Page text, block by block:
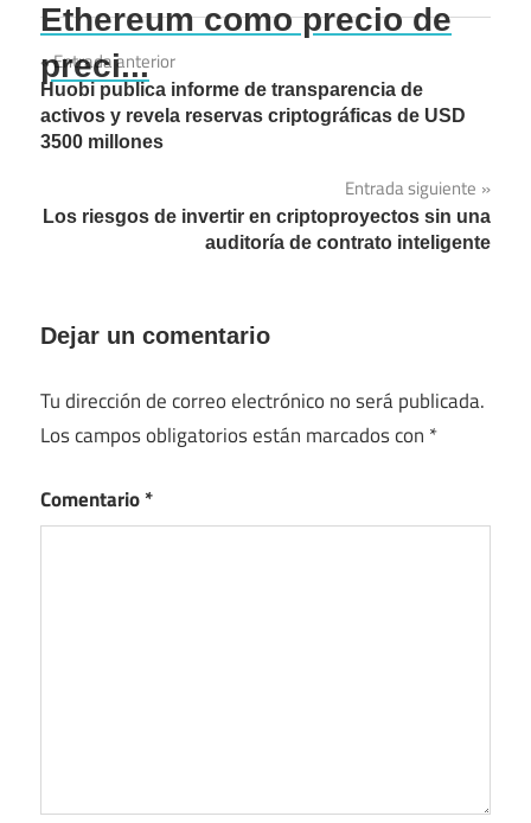
Ethereum como precio de
preci...
Navegación
de
entradas
Entrada anterior
Huobi publica informe de transparencia de
activos y revela reservas criptográficas de USD
3500 millones
Entrada siguiente
Los riesgos de invertir en criptoproyectos sin una
auditoría de contrato inteligente
Dejar un comentario
Tu dirección de correo electrónico no será publicada.
Los campos obligatorios están marcados con *
Comentario*